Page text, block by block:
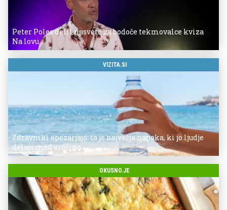
Peter Poles delil nasvete za bodoče tekmovalce kviza
Na lovu
VIZITA.SI
Zdravniki opozarjajo: to je največja napaka, ki jo ljudje
delajo med vročino
OKUSNO.JE